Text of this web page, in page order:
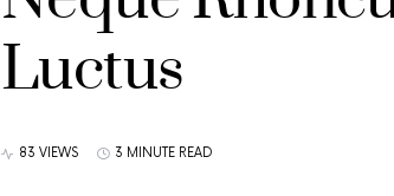
Luctus
83 VIEWS 3 MINUTE READ